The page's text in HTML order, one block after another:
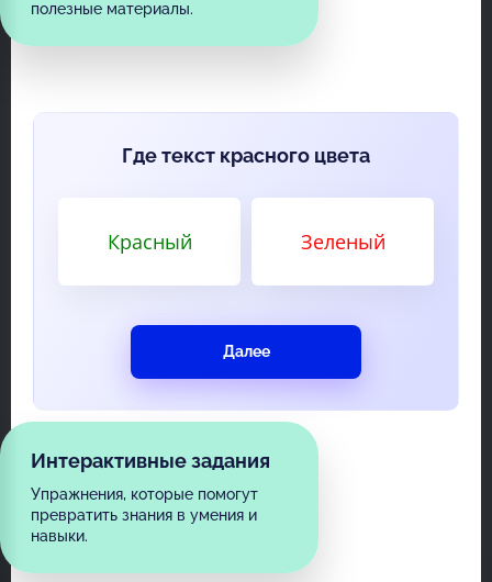
полезные материалы.
Где текст красного цвета
Красный Зеленый
Далее
Интерактивные задания
Упражнения, которые помогут
превратить знания в умения и
навыки.